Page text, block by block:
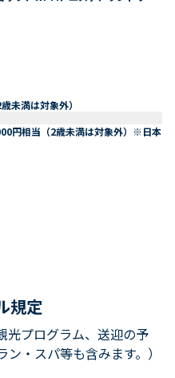
未満は対象外）
円相当（2歳未満は対象外）※日本
規定
光プログラム、送迎の予
・スパ等も含みます。）